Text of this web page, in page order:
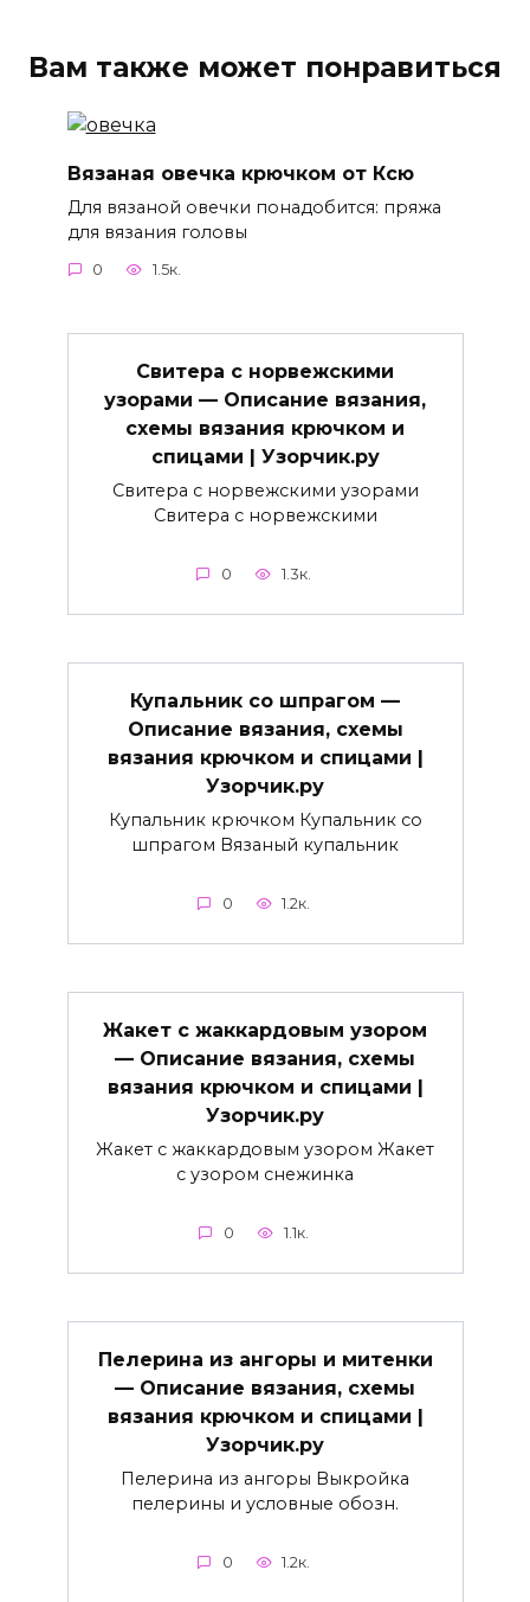
Вам также может понравиться
Вязаная овечка крючком от Ксю
Для вязаной овечки понадобится: пряжа
для вязания головы
0 1.5к.
Свитера с норвежскими
узорами — Описание вязания,
схемы вязания крючком и
спицами | Узорчик.ру
Свитера с норвежскими узорами
Свитера с норвежскими
0 1.3к.
Купальник со шпрагом —
Описание вязания, схемы
вязания крючком и спицами |
Узорчик.ру
Купальник крючком Купальник со
шпрагом Вязаный купальник
0 1.2к.
Жакет с жаккардовым узором
— Описание вязания, схемы
вязания крючком и спицами |
Узорчик.ру
Жакет с жаккардовым узором Жакет
с узором снежинка
0 1.1к.
Пелерина из ангоры и митенки
— Описание вязания, схемы
вязания крючком и спицами |
Узорчик.ру
Пелерина из ангоры Выкройка
пелерины и условные обозн.
0 1.2к.